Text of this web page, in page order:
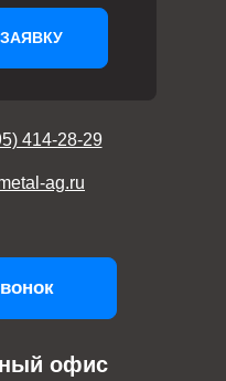
офис
414-28-29
ag.ru